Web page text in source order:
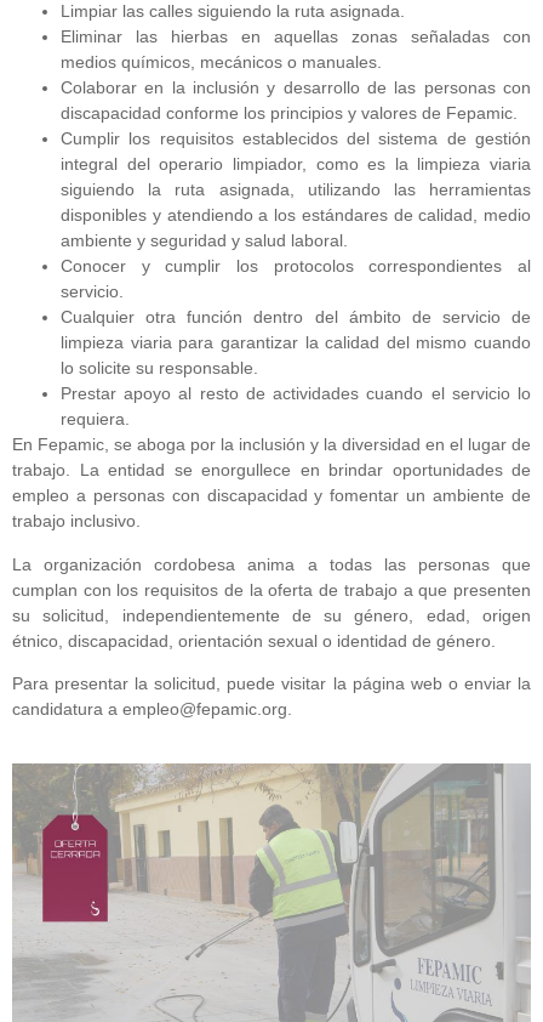
Limpiar las calles siguiendo la ruta asignada.
Eliminar las hierbas en aquellas zonas señaladas con
medios químicos, mecánicos o manuales.
Colaborar en la inclusión y desarrollo de las personas con
discapacidad conforme los principios y valores de Fepamic.
Cumplir los requisitos establecidos del sistema de gestión
integral del operario limpiador, como es la limpieza viaria
siguiendo la ruta asignada, utilizando las herramientas
disponibles y atendiendo a los estándares de calidad, medio
ambiente y seguridad y salud laboral.
Conocer y cumplir los protocolos correspondientes al
servicio.
Cualquier otra función dentro del ámbito de servicio de
limpieza viaria para garantizar la calidad del mismo cuando
lo solicite su responsable.
Prestar apoyo al resto de actividades cuando el servicio lo
requiera.
En Fepamic, se aboga por la inclusión y la diversidad en el lugar de
trabajo. La entidad se enorgullece en brindar oportunidades de
empleo a personas con discapacidad y fomentar un ambiente de
trabajo inclusivo.
La organización cordobesa anima a todas las personas que
cumplan con los requisitos de la oferta de trabajo a que presenten
su solicitud, independientemente de su género, edad, origen
étnico, discapacidad, orientación sexual o identidad de género.
Para presentar la solicitud, puede visitar la página web o enviar la
candidatura a empleo@fepamic.org.